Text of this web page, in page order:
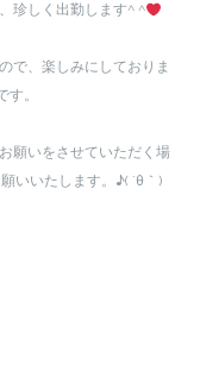
珍しく出勤します^ ^
で、楽しみにしておりま
。
願いをさせていただく場
いいたします。♪( ´θ｀)